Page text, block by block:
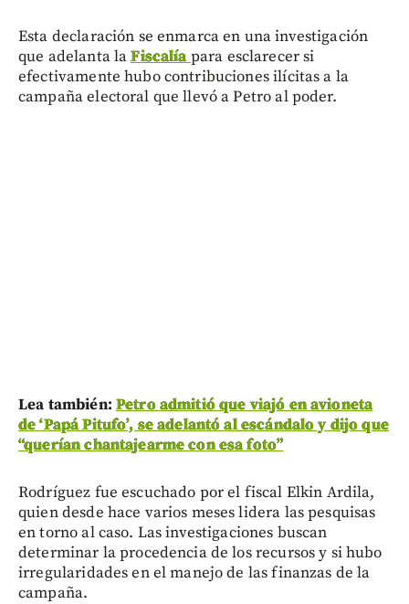
Esta declaración se enmarca en una investigación
que adelanta laFiscalía para esclarecer si
efectivamente hubo contribuciones ilícitas a la
campaña electoral que llevó a Petro al poder.
Lea también: Petro admitió que viajó en avioneta
de ‘Papá Pitufo’, se adelantó al escándalo y dijo que
“querían chantajearme con esa foto”
Rodríguez fue escuchado por el fiscal Elkin Ardila,
quien desde hace varios meses lidera las pesquisas
en torno al caso. Las investigaciones buscan
determinar la procedencia de los recursos y si hubo
irregularidades en el manejo de las finanzas de la
campaña.